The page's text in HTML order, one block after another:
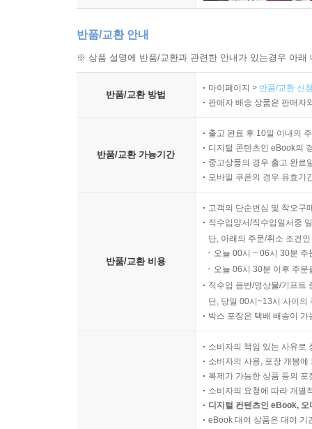
반품/교환 안내
※ 상품 설명에 반품/교환과 관련한 안내가 있는경우 아
반품/교환 방법
마이페이지 > 반품/교환 신
판매자 배송 상품은 판매자
반품/교환 가능기간
출고 완료 후 10일 이내의
디지털 콘텐츠인 eBook의
중고상품의 경우 출고 완료
모바일 쿠폰의 경우 유효기
반품/교환 비용
고객의 단순변심 및 착오구
직수입양서/직수입일서중
단, 아래의 주문/취소 조건
오늘 00시 ~ 06시 30분
오늘 06시 30분 이후 주
직수입 음반/영상물/기프트
단, 당일 00시~13시 사이의
박스 포장은 택배 배송이
소비자의 책임 있는 사유로
소비자의 사용, 포장 개봉
복제가 가능한 상품 등의
소비자의 요청에 따라 개별
디지털 컨텐츠인 eBook,
eBook 대여 상품은 대여 기